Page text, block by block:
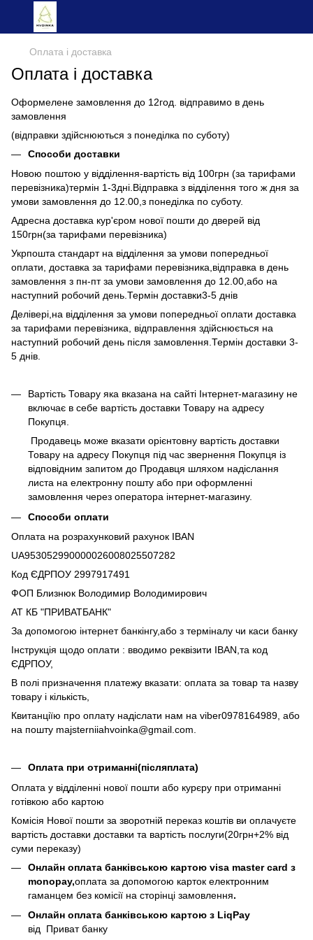
Оплата і доставка
Оплата і доставка
Оформелене замовлення до 12год. відправимо в день
замовлення
(відправки здійснюються з понеділка по суботу)
Способи доставки
Новою поштою у відділення-вартість від 100грн (за тарифами
перевізника)термін 1-3дні.Відправка з відділення того ж дня за
умови замовлення до 12.00,з понеділка по суботу.
Адресна доставка кур'єром нової пошти до дверей від
150грн(за тарифами перевізника)
Укрпошта стандарт на відділення за умови попередньої
оплати, доставка за тарифами перевізника,відправка в день
замовлення з пн-пт за умови замовлення до 12.00,або на
наступний робочий день.Термін доставки3-5 днів
Делівері,на відділення за умови попередньої оплати доставка
за тарифами перевізника, відправлення здійснюється на
наступний робочий день після замовлення.Термін доставки 3-
5 днів.
Вартість Товару яка вказана на сайті Інтернет-магазину не
включає в себе вартість доставки Товару на адресу
Покупця.
Продавець може вказати орієнтовну вартість доставки
Товару на адресу Покупця під час звернення Покупця із
відповідним запитом до Продавця шляхом надіслання
листа на електронну пошту або при оформленні
замовлення через оператора інтернет-магазину.
Способи оплати
Оплата на розрахунковий рахунок IBAN
UA953052990000026008025507282
Код ЄДРПОУ 2997917491
ФОП Близнюк Володимир Володимирович
АТ КБ "ПРИВАТБАНК"
За допомогою інтернет банкінгу,або з терміналу чи каси банку
Інструкція щодо оплати : вводимо реквізити IBAN,та код
ЄДРПОУ,
В полі призначення платежу вказати: оплата за товар та назву
товару і кількість,
Квитанціїю про оплату надіслати нам на viber0978164989, або
на пошту majsterniiahvoinka@gmail.com.
Оплата при отриманні(післяплата)
Оплата у відділенні нової пошти або курєру при отриманні
готівкою або картою
Комісія Нової пошти за зворотній переказ коштів ви оплачуєте
вартість доставки доставки та вартість послуги(20грн+2% від
суми переказу)
Онлайн оплата банківською картою visa master card з
monopay,оплата за допомогою карток електронним
гаманцем без комісії на сторінці замовлення​​.
Онлайн оплата банківською картою з LiqPay
від Приват банку